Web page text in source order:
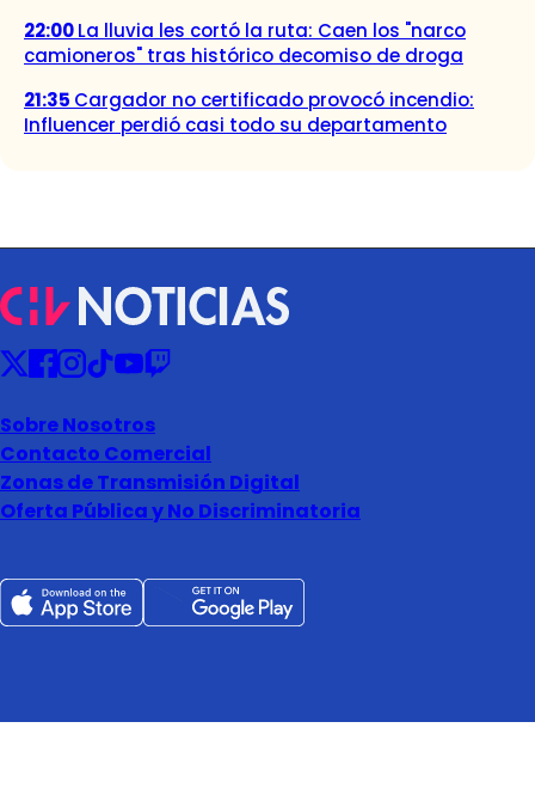
22:00La lluvia les cortó la ruta: Caen los "narco
camioneros" tras histórico decomiso de droga
21:35 Cargador no certificado provocó incendio:
Influencer perdió casi todo su departamento
Sobre Nosotros
Contacto Comercial
Zonas de Transmisión Digital
Oferta Pública y No Discriminatoria